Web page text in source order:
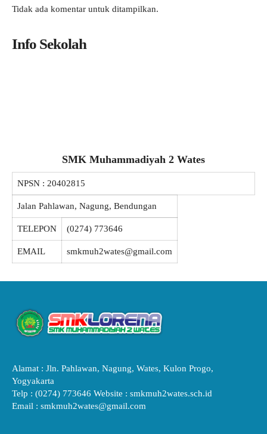
Tidak ada komentar untuk ditampilkan.
Info Sekolah
SMK Muhammadiyah 2 Wates
NPSN : 20402815
Jalan Pahlawan, Nagung, Bendungan
TELEPON (0274) 773646
EMAIL smkmuh2wates@gmail.com
Alamat : Jln. Pahlawan, Nagung, Wates, Kulon Progo,
Yogyakarta
Telp : (0274) 773646 Website : smkmuh2wates.sch.id
Email : smkmuh2wates@gmail.com